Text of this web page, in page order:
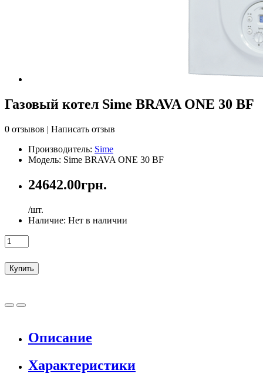
Газовый котел Sime BRAVA ONE 30 BF
0 отзывов | Написать отзыв
Производитель: Sime
Модель: Sime BRAVA ONE 30 BF
24642.00грн.
/шт.
Наличие: Нет в наличии
Купить
Описание
Характеристики